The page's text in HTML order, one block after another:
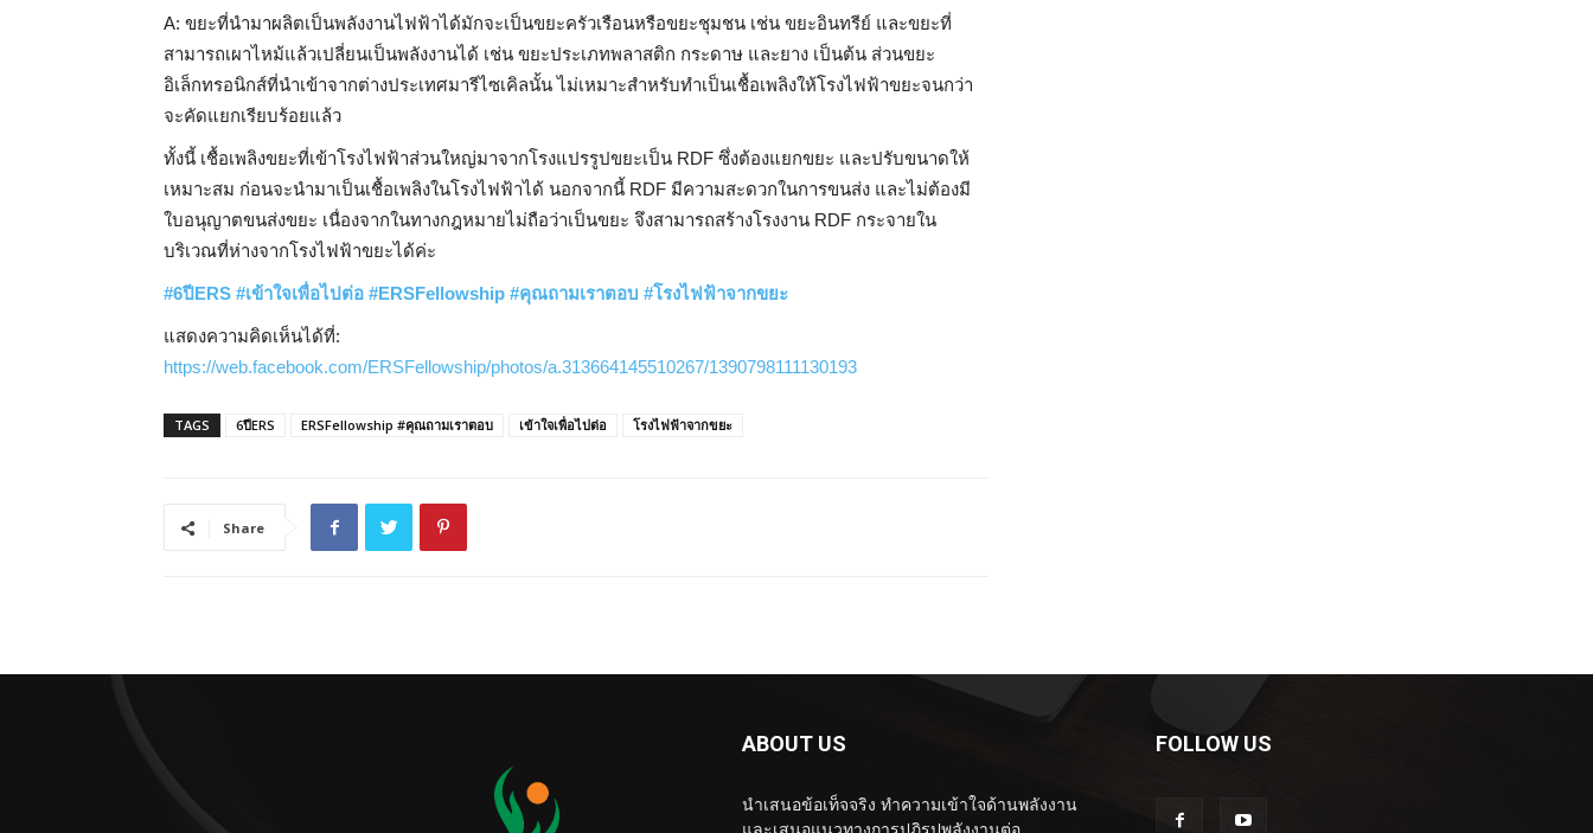
A: ขยะที่นำมาผลิตเป็นพลังงานไฟฟ้าได้มักจะเป็นขยะครัวเรือนหรือขยะชุมชน เช่น ขยะอินทรีย์ และขยะที่
สามารถเผาไหม้แล้วเปลี่ยนเป็นพลังงานได้ เช่น ขยะประเภทพลาสติก กระดาษ และยาง เป็นต้น ส่วนขยะ
อิเล็กทรอนิกส์ที่นำเข้าจากต่างประเทศมารีไซเคิลนั้น ไม่เหมาะสำหรับทำเป็นเชื้อเพลิงให้โรงไฟฟ้าขยะจนกว่า
จะคัดแยกเรียบร้อยแล้ว
ทั้งนี้ เชื้อเพลิงขยะที่เข้าโรงไฟฟ้าส่วนใหญ่มาจากโรงแปรรูปขยะเป็น RDF ซึ่งต้องแยกขยะ และปรับขนาดให้
เหมาะสม ก่อนจะนำมาเป็นเชื้อเพลิงในโรงไฟฟ้าได้ นอกจากนี้ RDF มีความสะดวกในการขนส่ง และไม่ต้องมี
ใบอนุญาตขนส่งขยะ เนื่องจากในทางกฎหมายไม่ถือว่าเป็นขยะ จึงสามารถสร้างโรงงาน RDF กระจายใน
บริเวณที่ห่างจากโรงไฟฟ้าขยะได้ค่ะ
#6ปีERS #เข้าใจเพื่อไปต่อ #ERSFellowship #คุณถามเราตอบ #โรงไฟฟ้าจากขยะ
แสดงความคิดเห็นได้ที่:
https://web.facebook.com/ERSFellowship/photos/a.313664145510267/1390798111130193
TAGS 6ปีERS ERSFellowship #คุณถามเราตอบ เข้าใจเพื่อไปต่อ โรงไฟฟ้าจากขยะ
Share
ABOUT US
นำเสนอข้อเท็จจริง ทำความเข้าใจด้านพลังงาน
FOLLOW US